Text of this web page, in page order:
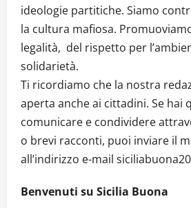
ideologie partitiche. Siamo
la cultura mafiosa.
legalità, del rispetto per
solidarietà.
Ti ricordiamo che la nostra
aperta anche ai cittadini. Se hai
comunicare e condividere
o brevi racconti, puoi inviare il
all’indirizzo e-mail
Benvenuti su Sicilia Buona